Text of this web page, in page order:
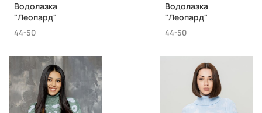
Водолазка
"Леопард"
44-50
Водолазка
"Леопард"
44-50